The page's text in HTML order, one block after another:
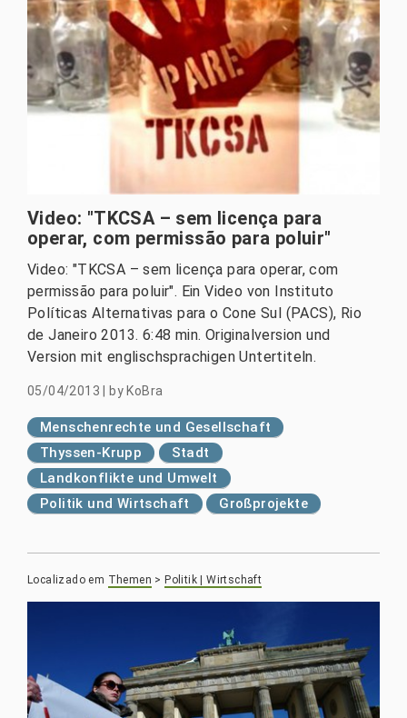
Video: "TKCSA – sem licença para
operar, com permissão para poluir"
Video: "TKCSA – sem licença para operar, com
permissão para poluir". Ein Video von Instituto
Políticas Alternativas para o Cone Sul (PACS), Rio
de Janeiro 2013. 6:48 min. Originalversion und
Version mit englischsprachigen Untertiteln.
05/04/2013 by KoBra
Menschenrechte und Gesellschaft
Thyssen-Krupp
Stadt
Landkonflikte und Umwelt
Politik und Wirtschaft
Großprojekte
Localizado em Themen > Politik | Wirtschaft